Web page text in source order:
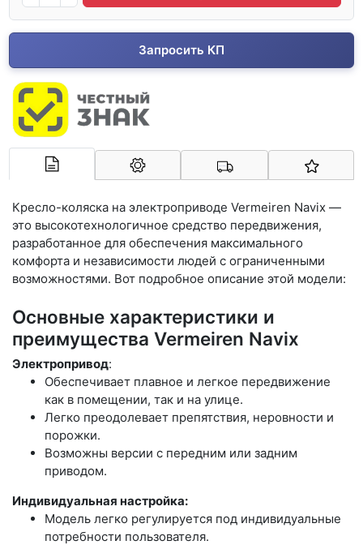
Запросить КП
Кресло-коляска на электроприводе Vermeiren Navix —
это высокотехнологичное средство передвижения,
разработанное для обеспечения максимального
комфорта и независимости людей с ограниченными
возможностями. Вот подробное описание этой модели:
Основные характеристики и
преимущества Vermeiren Navix
Электропривод:
Обеспечивает плавное и легкое передвижение
как в помещении, так и на улице.
Легко преодолевает препятствия, неровности и
порожки.
Возможны версии с передним или задним
приводом.
Индивидуальная настройка:
Модель легко регулируется под индивидуальные
потребности пользователя.